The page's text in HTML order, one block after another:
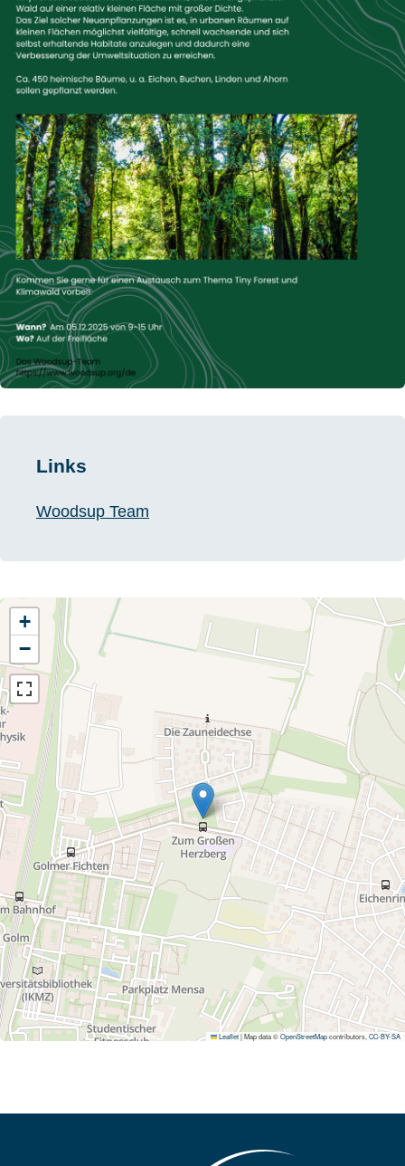
Links
Woodsup Team
+
−
Leaflet|Map data ©OpenStreetMapcontributors, CC-BY-SA